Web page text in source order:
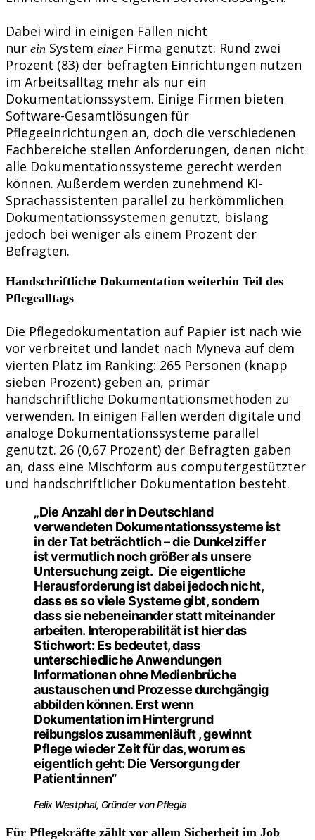
Dabei wird in einigen Fällen nicht
nur ein System einer Firma genutzt: Rund zwei
Prozent (83) der befragten Einrichtungen nutzen
im Arbeitsalltag mehr als nur ein
Dokumentationssystem. Einige Firmen bieten
Software-Gesamtlösungen für
Pflegeeinrichtungen an, doch die verschiedenen
Fachbereiche stellen Anforderungen, denen nicht
alle Dokumentationssysteme gerecht werden
können. Außerdem werden zunehmend KI-
Sprachassistenten parallel zu herkömmlichen
Dokumentationssystemen genutzt, bislang
jedoch bei weniger als einem Prozent der
Befragten.
Handschriftliche Dokumentation weiterhin Teil des
Pflegealltags
Die Pflegedokumentation auf Papier ist nach wie
vor verbreitet und landet nach Myneva auf dem
vierten Platz im Ranking: 265 Personen (knapp
sieben Prozent) geben an, primär
handschriftliche Dokumentationsmethoden zu
verwenden. In einigen Fällen werden digitale und
analoge Dokumentationssysteme parallel
genutzt. 26 (0,67 Prozent) der Befragten gaben
an, dass eine Mischform aus computergestützter
und handschriftlicher Dokumentation besteht.
„Die Anzahl der in Deutschland
verwendeten Dokumentationssysteme ist
in der Tat beträchtlich – die Dunkelziffer
ist vermutlich noch größer als unsere
Untersuchung zeigt. Die eigentliche
Herausforderung ist dabei jedoch nicht,
dass es so viele Systeme gibt, sondern
dass sie nebeneinander statt miteinander
arbeiten. Interoperabilität ist hier das
Stichwort: Es bedeutet, dass
unterschiedliche Anwendungen
Informationen ohne Medienbrüche
austauschen und Prozesse durchgängig
abbilden können. Erst wenn
Dokumentation im Hintergrund
reibungslos zusammenläuft , gewinnt
Pflege wieder Zeit für das, worum es
eigentlich geht: Die Versorgung der
Patient:innen”
Felix Westphal, Gründer von Pflegia
Für Pflegekräfte zählt vor allem Sicherheit im Job